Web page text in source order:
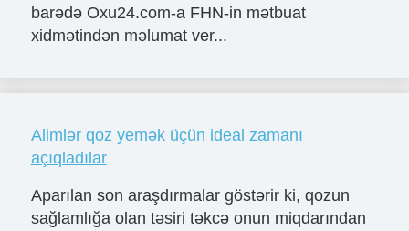
barədə Oxu24.com-a FHN-in mətbuat
xidmətindən məlumat ver...
Alimlər qoz yemək üçün ideal zamanı
açıqladılar
Aparılan son araşdırmalar göstərir ki, qozun
sağlamlığa olan təsiri təkcə onun miqdarından